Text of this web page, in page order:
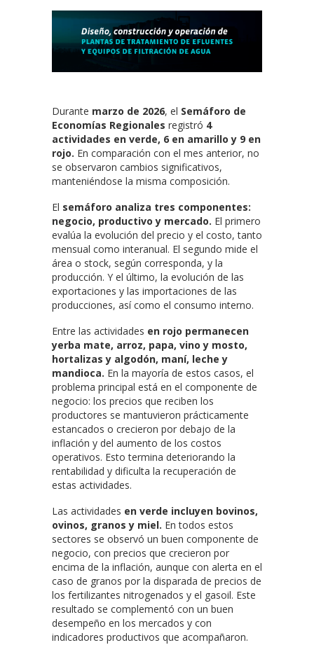
Durante marzo de 2026, el Semáforo de
Economías Regionales registró 4
actividades en verde, 6 en amarillo y 9 en
rojo. En comparación con el mes anterior, no
se observaron cambios significativos,
manteniéndose la misma composición.
El semáforo analiza tres componentes:
negocio, productivo y mercado. El primero
evalúa la evolución del precio y el costo, tanto
mensual como interanual. El segundo mide el
área o stock, según corresponda, y la
producción. Y el último, la evolución de las
exportaciones y las importaciones de las
producciones, así como el consumo interno.
Entre las actividades en rojo permanecen
yerba mate, arroz, papa, vino y mosto,
hortalizas y algodón, maní, leche y
mandioca. En la mayoría de estos casos, el
problema principal está en el componente de
negocio: los precios que reciben los
productores se mantuvieron prácticamente
estancados o crecieron por debajo de la
inflación y del aumento de los costos
operativos. Esto termina deteriorando la
rentabilidad y dificulta la recuperación de
estas actividades.
Las actividades en verde incluyen bovinos,
ovinos, granos y miel. En todos estos
sectores se observó un buen componente de
negocio, con precios que crecieron por
encima de la inflación, aunque con alerta en el
caso de granos por la disparada de precios de
los fertilizantes nitrogenados y el gasoil. Este
resultado se complementó con un buen
desempeño en los mercados y con
indicadores productivos que acompañaron.